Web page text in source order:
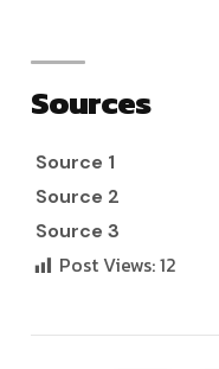
Sources
Source 1
Source 2
Source 3
Post Views:12